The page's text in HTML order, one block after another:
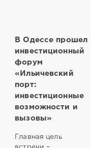
В Одессе прошел
инвестиционный
форум
«Ильичевский
порт:
инвестиционные
возможности и
вызовы»
Главная цель